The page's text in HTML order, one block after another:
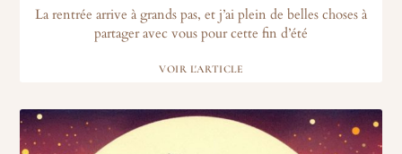
La rentrée arrive à grands pas, et j’ai plein de belles choses à
partager avec vous pour cette fin d’été
VOIR L'ARTICLE